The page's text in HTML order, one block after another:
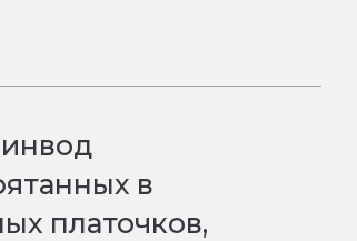
в
платочков,